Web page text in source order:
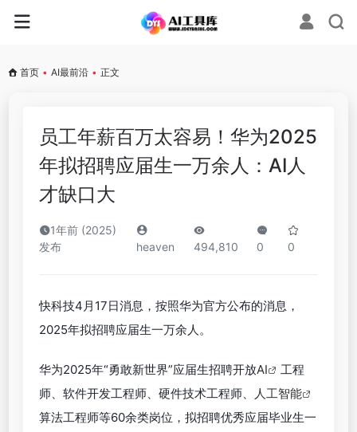
首页 • AI最前沿 • 正文
员工年薪百万太容易！华为2025
年拟招聘应届生一万余人：AI人
才缺口大
1年前 (2025)
发布
heaven 494,810 0 0
快科技4月17日消息，按照华为官方公布的消息，
2025年拟招聘应届生一万余人。
华为2025年“勇敢新世界”应届生招聘开放AI
工程
师、软件开发工程师、硬件技术工程师、
人工智能
算法工程师等60余类岗位，拟招聘优秀应届毕业生一